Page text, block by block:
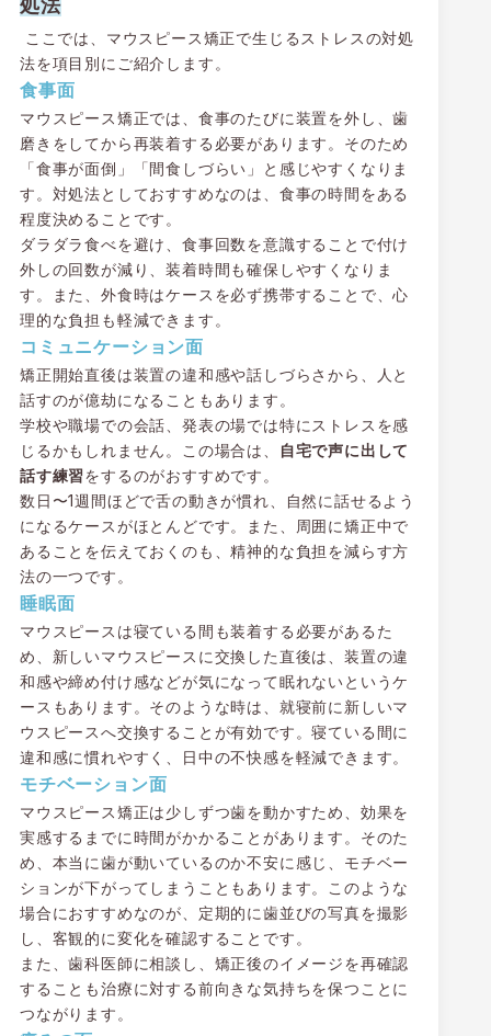
処法
ここでは、マウスピース矯正で生じるストレスの対処
法を項目別にご紹介します。
食事面
マウスピース矯正では、食事のたびに装置を外し、歯
磨きをしてから再装着する必要があります。そのため
「食事が面倒」「間食しづらい」と感じやすくなりま
す。対処法としておすすめなのは、食事の時間をある
程度決めることです。
ダラダラ食べを避け、食事回数を意識することで付け
外しの回数が減り、装着時間も確保しやすくなりま
す。また、外食時はケースを必ず携帯することで、心
理的な負担も軽減できます。
コミュニケーション面
矯正開始直後は装置の違和感や話しづらさから、人と
話すのが億劫になることもあります。
学校や職場での会話、発表の場では特にストレスを感
じるかもしれません。この場合は、
自宅で声に出して
話す練習をするのがおすすめです。
数日〜1週間ほどで舌の動きが慣れ、自然に話せるよう
になるケースがほとんどです。また、周囲に矯正中で
あることを伝えておくのも、精神的な負担を減らす方
法の一つです。
睡眠面
マウスピースは寝ている間も装着する必要があるた
め、新しいマウスピースに交換した直後は、装置の違
和感や締め付け感などが気になって眠れないというケ
ースもあります。そのような時は、就寝前に新しいマ
ウスピースへ交換することが有効です。寝ている間に
違和感に慣れやすく、日中の不快感を軽減できます。
モチベーション面
マウスピース矯正は少しずつ歯を動かすため、効果を
実感するまでに時間がかかることがあります。そのた
め、本当に歯が動いているのか不安に感じ、モチベー
ションが下がってしまうこともあります。このような
場合におすすめなのが、定期的に歯並びの写真を撮影
し、客観的に変化を確認することです。
また、歯科医師に相談し、矯正後のイメージを再確認
することも治療に対する前向きな気持ちを保つことに
つながります。